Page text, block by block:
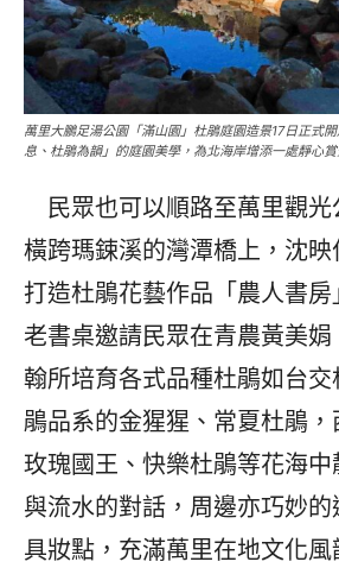
萬里大鵬足湯公園「滿山園」杜鵑庭園造景17日正式
息、杜鵑為韻」的庭園美學，為北海岸增添一處靜心
民眾也可以順路至萬里觀光
橫跨瑪鋉溪的灣潭橋上，沈映
打造杜鵑花藝作品「農人書
老書桌邀請民眾在青農黃美
翰所培育各式品種杜鵑如台
鵑品系的金猩猩、常夏杜鵑
玫瑰國王、快樂杜鵑等花海中
與流水的對話，周邊亦巧妙
具妝點，充滿萬里在地文化